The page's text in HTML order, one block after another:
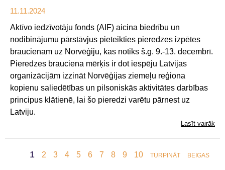
11.11.2024
Aktīvo iedzīvotāju fonds (AIF) aicina biedrību un
nodibinājumu pārstāvjus pieteikties pieredzes izpētes
braucienam uz Norvēģiju, kas notiks š.g. 9.-13. decembrī.
Pieredzes brauciena mērķis ir dot iespēju Latvijas
organizācijām izzināt Norvēģijas ziemeļu reģiona
kopienu saliedētības un pilsoniskās aktivitātes darbības
principus klātienē, lai šo pieredzi varētu pārnest uz
Latviju.
Lasīt vairāk
1 2 3 4 5 6 7 8 9 10 TURPINĀT BEIGAS